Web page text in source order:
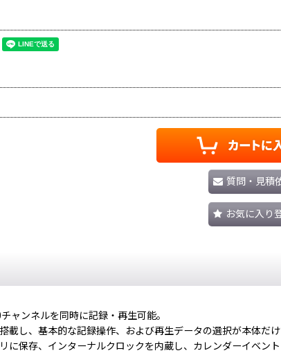
質問・見積
お気に入り
ャンネルを同時に記録・再生可能。
載し、基本的な記録操作、および再生データの選択が本体だけ
に保存、インターナルクロックを内蔵し、カレンダーイベント